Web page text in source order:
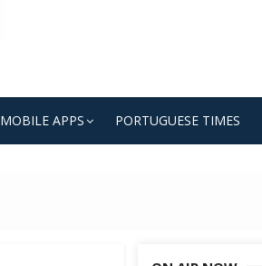
MOBILE APPS PORTUGUESE TIMES